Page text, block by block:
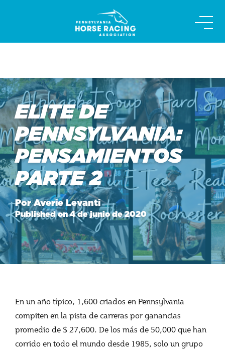
ELITE DE
PENNSYLVANIA:
PENSAMIENTOS
PARTE 2
Por Averie Levanti
Published on 4 de junio de 2020
En un año típico, 1,600 criados en Pennsylvania
compiten en la pista de carreras por ganancias
promedio de $ 27,600. De los más de 50,000 que han
corrido en todo el mundo desde 1985, solo un grupo